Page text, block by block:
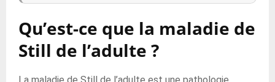
Qu’est-ce que la maladie de
Still de l’adulte ?